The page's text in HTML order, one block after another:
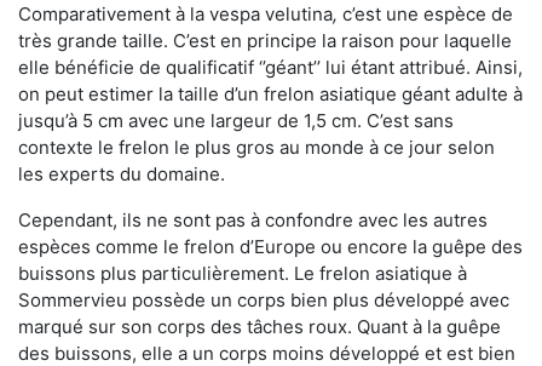
Comparativement à la vespa velutina, c’est une espèce de
très grande taille. C’est en principe la raison pour laquelle
elle bénéficie de qualificatif ‘’géant’’ lui étant attribué. Ainsi,
on peut estimer la taille d’un frelon asiatique géant adulte à
jusqu’à 5 cm avec une largeur de 1,5 cm. C’est sans
contexte le frelon le plus gros au monde à ce jour selon
les experts du domaine.
Cependant, ils ne sont pas à confondre avec les autres
espèces comme le frelon d’Europe ou encore la guêpe des
buissons plus particulièrement. Le frelon asiatique à
Sommervieu possède un corps bien plus développé avec
marqué sur son corps des tâches roux. Quant à la guêpe
des buissons, elle a un corps moins développé et est bien